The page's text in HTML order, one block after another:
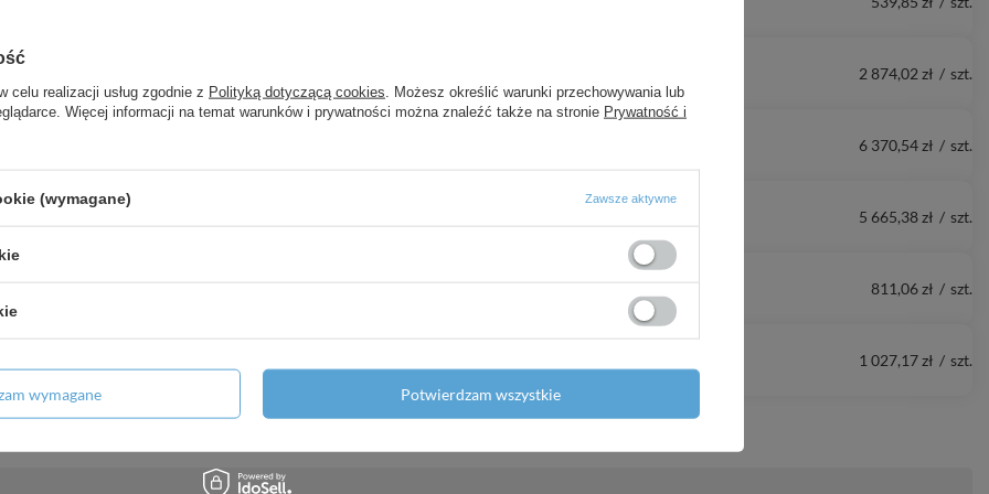
nablatowe z otworem na baterię,
2 874,02 zł / szt.
1180/550, Ciemny Orzech,
6 370,54 zł / szt.
5 665,38 zł / szt.
EcoSmart+ z kompletem
811,06 zł / szt.
120 z kanałem wodnym,
1 027,17 zł / szt.
celu realizacji usług zgodnie z Polityką dotyczącą cookies . Możesz określić warunki przechowywania lub
Więcej informacji na temat warunków i prywatności można znaleźć także na stronie Prywatność i
(wymagane) Zawsze aktywne
wymagane Potwierdzam wszystkie